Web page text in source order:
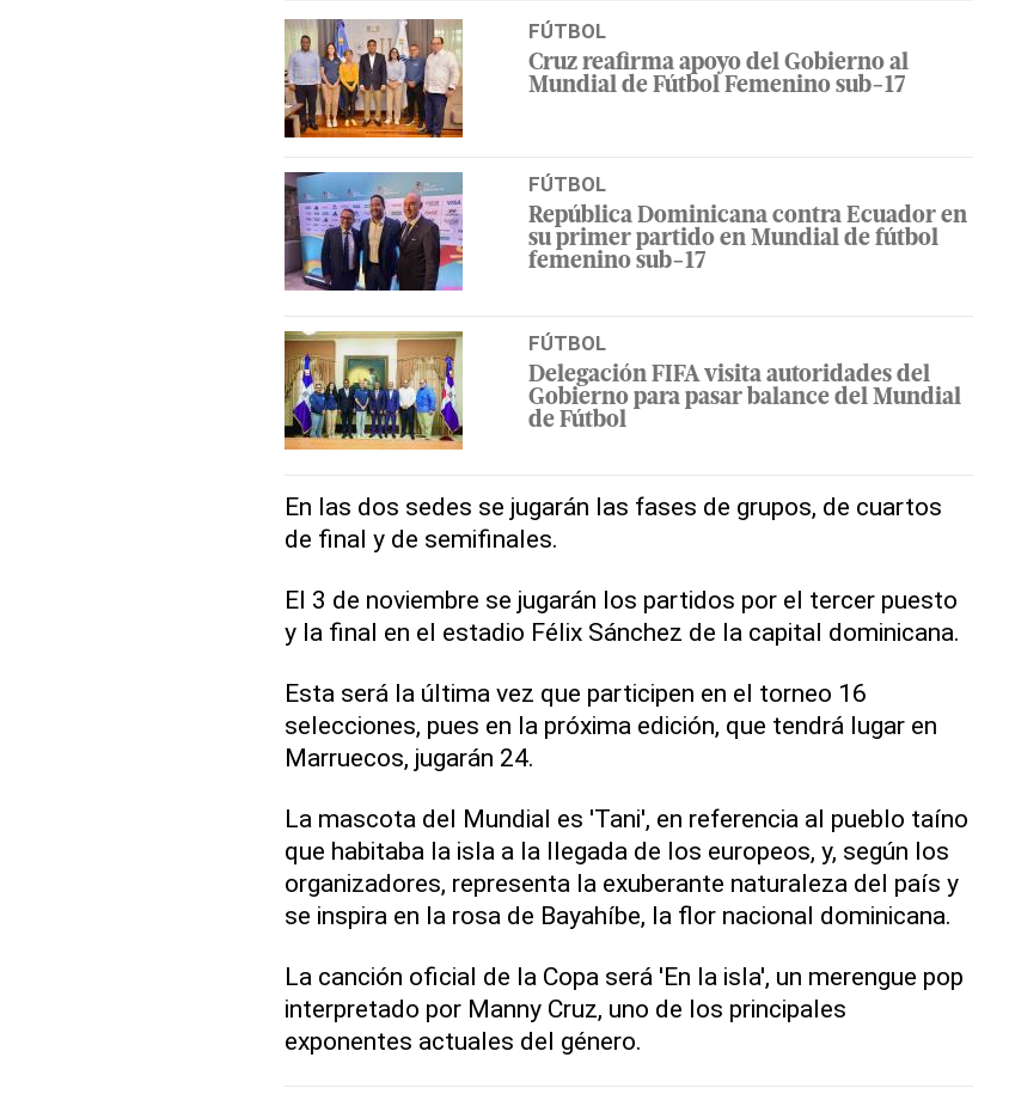
FÚTBOL
Cruz reafirma apoyo del Gobierno al
Mundial de Fútbol Femenino sub-17
FÚTBOL
República Dominicana contra Ecuador en
su primer partido en Mundial de fútbol
femenino sub-17
FÚTBOL
Delegación FIFA visita autoridades del
Gobierno para pasar balance del Mundial
de Fútbol
En las dos sedes se jugarán las fases de grupos, de cuartos
de final y de semifinales.
El 3 de noviembre se jugarán los partidos por el tercer puesto
y la final en el estadio Félix Sánchez de la capital dominicana.
Esta será la última vez que participen en el torneo 16
selecciones, pues en la próxima edición, que tendrá lugar en
Marruecos, jugarán 24.
La mascota del Mundial es 'Tani', en referencia al pueblo taíno
que habitaba la isla a la llegada de los europeos, y, según los
organizadores, representa la exuberante naturaleza del país y
se inspira en la rosa de Bayahíbe, la flor nacional dominicana.
La canción oficial de la Copa será 'En la isla', un merengue pop
interpretado por Manny Cruz, uno de los principales
exponentes actuales del género.